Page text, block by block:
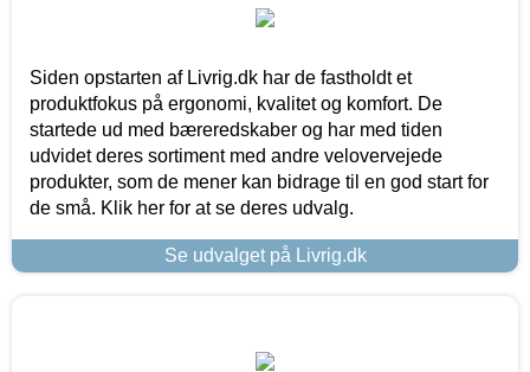
Siden opstarten af Livrig.dk har de fastholdt et
produktfokus på ergonomi, kvalitet og komfort. De
startede ud med bæreredskaber og har med tiden
udvidet deres sortiment med andre velovervejede
produkter, som de mener kan bidrage til en god start for
de små. Klik her for at se deres udvalg.
Se udvalget på Livrig.dk